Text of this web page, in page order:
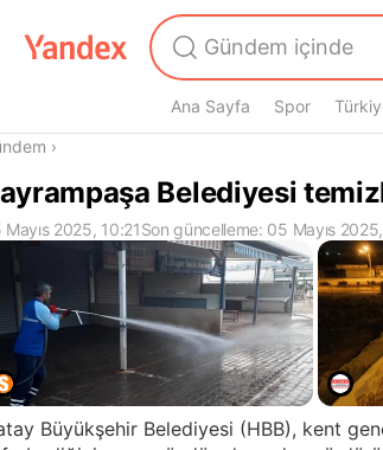
Ana Sayfa Spor
›
Belediyesi
2025, 10:21Son güncelleme: 05 Mayıs
Büyükşehir Belediyesi (HBB), kent